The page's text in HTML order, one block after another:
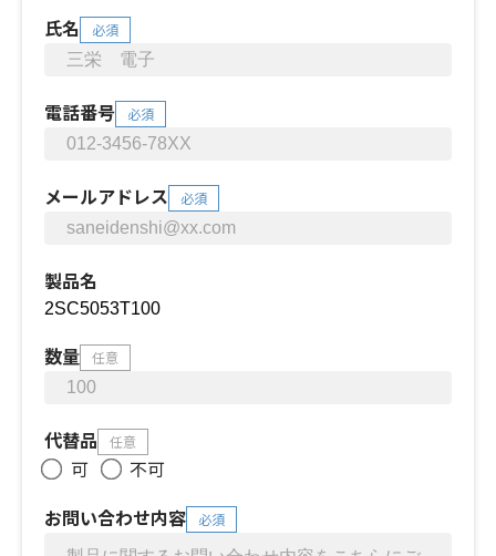
氏名 必須
電話番号 必須
メールアドレス 必須
製品名
数量 任意
代替品 任意
可
不可
お問い合わせ内容
必須